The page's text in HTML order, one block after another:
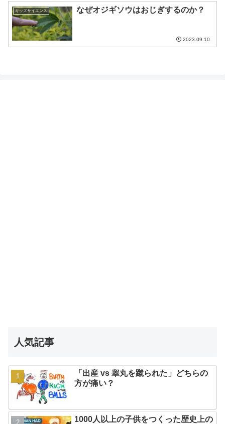
キッズサイエンス なぜオジギソウはおじぎするのか？
2023.09.10
人気記事
「出産 vs 睾丸を蹴られた」どちらの
方が痛い？
1000人以上の子供をつくった歴史上の